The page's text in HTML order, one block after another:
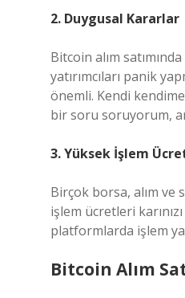
2. Duygusal Kararlar
Bitcoin alım
yatırımcıları panik
önemli. Kendi
bir soru soruyorum,
3. Yüksek İşlem
Birçok borsa, alım ve
işlem ücretleri
platformlarda işlem
Bitcoin Alım